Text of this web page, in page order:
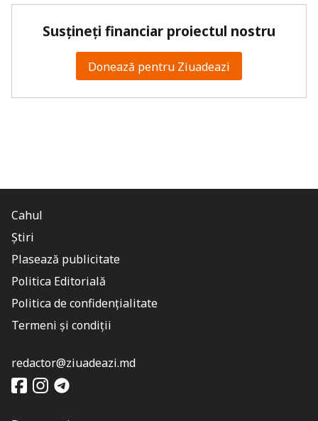
Susțineți financiar proiectul nostru
Donează pentru Ziuadeazi
Cahul
Știri
Plasează publicitate
Politica Editorială
Politica de confidențialitate
Termeni și condiții
redactor@ziuadeazi.md